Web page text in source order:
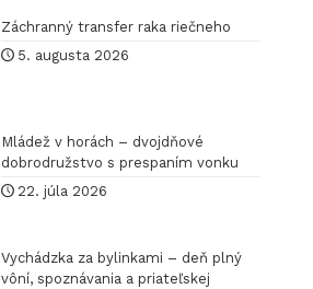
Záchranný transfer raka riečneho
5. augusta 2026
Mládež v horách – dvojdňové
dobrodružstvo s prespaním vonku
22. júla 2026
Vychádzka za bylinkami – deň plný
vôní, spoznávania a priateľskej